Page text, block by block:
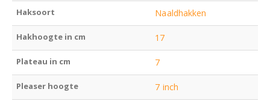
Haksoort Naaldhakken
Hakhoogte in cm 17
Plateau in cm 7
Pleaser hoogte 7 inch